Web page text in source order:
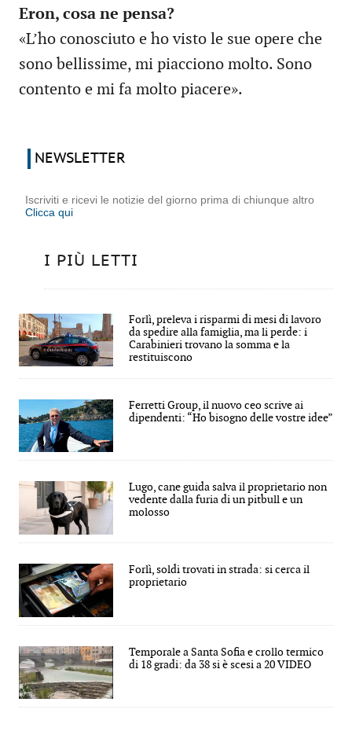
Eron, cosa ne pensa?
«L’ho conosciuto e ho visto le sue opere che
sono bellissime, mi piacciono molto. Sono
contento e mi fa molto piacere».
NEWSLETTER
Iscriviti e ricevi le notizie del giorno prima di chiunque altro
Clicca qui
I PIÙ LETTI
Forlì, preleva i risparmi di mesi di lavoro
da spedire alla famiglia, ma li perde: i
Carabinieri trovano la somma e la
restituiscono
Ferretti Group, il nuovo ceo scrive ai
dipendenti: “Ho bisogno delle vostre idee”
Lugo, cane guida salva il proprietario non
vedente dalla furia di un pitbull e un
molosso
Forlì, soldi trovati in strada: si cerca il
proprietario
Temporale a Santa Sofia e crollo termico
di 18 gradi: da 38 si è scesi a 20 VIDEO